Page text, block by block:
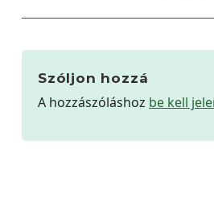
Szóljon hozzá
A hozzászóláshoz be kell